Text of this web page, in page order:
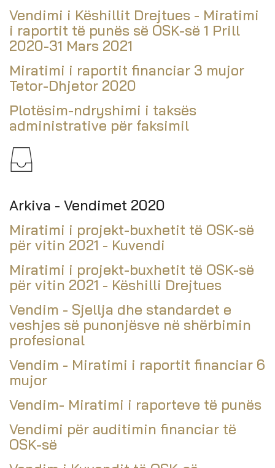
Vendimi i Këshillit Drejtues - Miratimi
i raportit të punës së OSK-së 1 Prill
2020-31 Mars 2021
Miratimi i raportit financiar 3 mujor
Tetor-Dhjetor 2020
Plotësim-ndryshimi i taksës
administrative për faksimil
Arkiva - Vendimet 2020
Miratimi i projekt-buxhetit të OSK-së
për vitin 2021 - Kuvendi
Miratimi i projekt-buxhetit të OSK-së
për vitin 2021 - Këshilli Drejtues
Vendim - Sjellja dhe standardet e
veshjes së punonjësve në shërbimin
profesional
Vendim - Miratimi i raportit financiar 6
mujor
Vendim- Miratimi i raporteve të punës
Vendimi për auditimin financiar të
OSK-së